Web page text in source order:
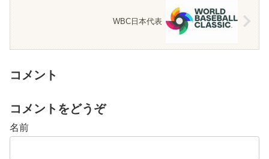
WBC日本代表
コメント
コメントをどうぞ
名前